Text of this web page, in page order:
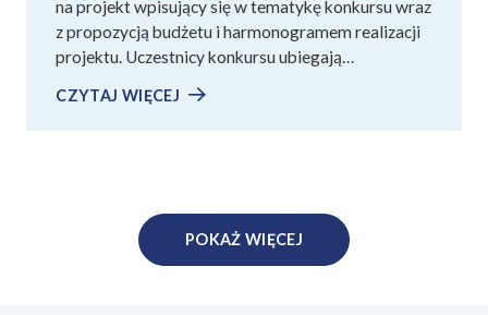
na projekt wpisujący się w tematykę konkursu wraz
z propozycją budżetu i harmonogramem realizacji
projektu. Uczestnicy konkursu ubiegają…
CZYTAJ WIĘCEJ
POKAŻ WIĘCEJ